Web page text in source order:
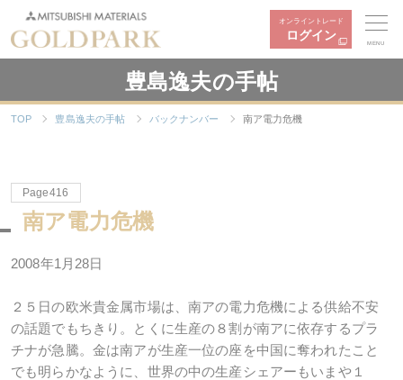
オンライントレード
ログイン
MENU
豊島逸夫の手帖
TOP 豊島逸夫の手帖 バックナンバー 南ア電力危機
Page416
南ア電力危機
2008年1月28日
２５日の欧米貴金属市場は、南アの電力危機による供給不安
の話題でもちきり。とくに生産の８割が南アに依存するプラ
チナが急騰。金は南アが生産一位の座を中国に奪われたこと
でも明らかなように、世界の中の生産シェアーもいまや１